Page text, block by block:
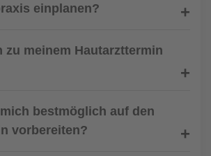
einplanen?
zu meinem Hautarzttermin
bestmöglich auf den
vorbereiten?